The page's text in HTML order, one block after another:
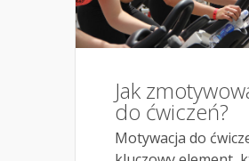
Jak
do ćwiczeń?
Motywacja do